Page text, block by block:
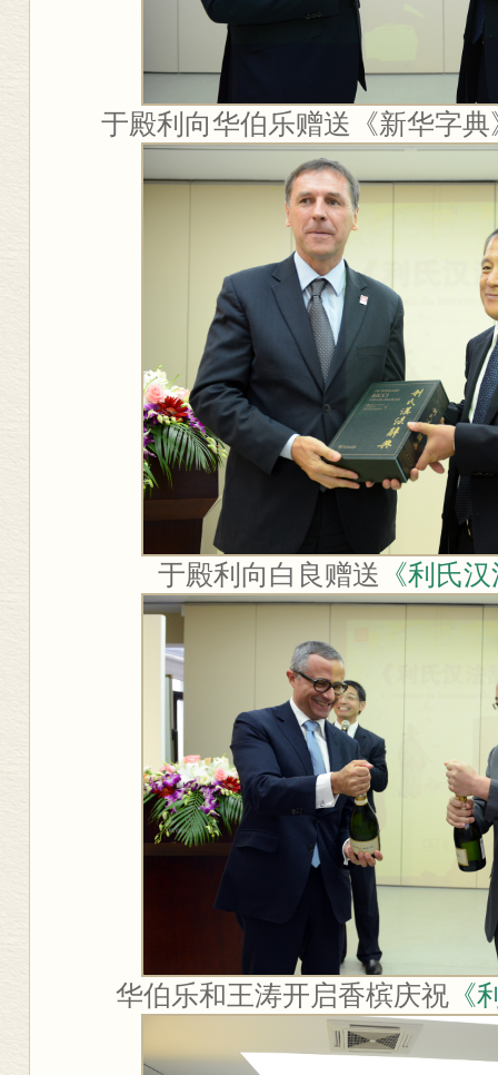
于殿利向华伯乐赠送《新华字
于殿利向白良赠送 《利氏
华伯乐和王涛开启香槟庆祝 《